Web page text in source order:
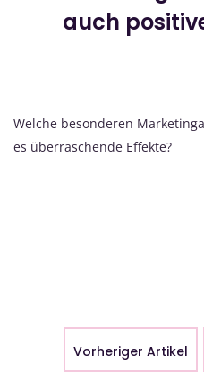
auch
Welche besonderen
es überraschende Effekte?
Vorheriger Artikel